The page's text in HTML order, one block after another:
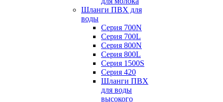
Шланги ПВХ для
воды
Серия 700N
Серия 700L
Серия 800N
Серия 800L
Серия 1500S
Серия 420
Шланги ПВХ
для воды
высокого